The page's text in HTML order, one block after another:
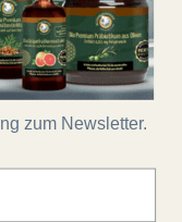
zum Newsletter.